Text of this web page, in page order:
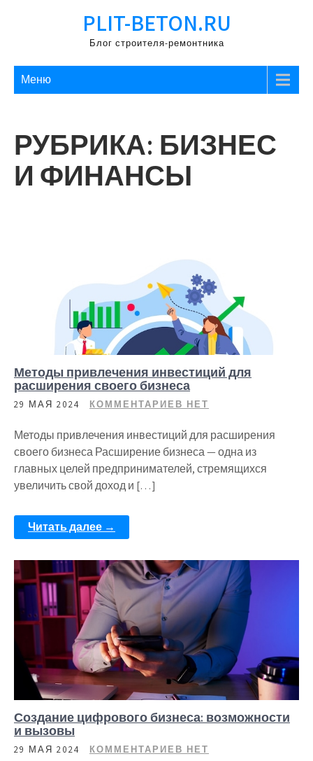
PLIT-BETON.RU
Блог строителя-ремонтника
Меню
РУБРИКА: БИЗНЕС
И ФИНАНСЫ
Методы привлечения инвестиций для
расширения своего бизнеса
29 МАЯ 2024 КОММЕНТАРИЕВ НЕТ
Методы привлечения инвестиций для расширения
своего бизнеса Расширение бизнеса — одна из
главных целей предпринимателей, стремящихся
увеличить свой доход и […]
Читать далее →
Создание цифрового бизнеса: возможности
и вызовы
29 МАЯ 2024 КОММЕНТАРИЕВ НЕТ